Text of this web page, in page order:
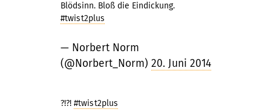
Blödsinn. Bloß die Eindickung.
#twist2plus
— Norbert Norm
(@Norbert_Norm) 20. Juni 2014
?!?! #twist2plus